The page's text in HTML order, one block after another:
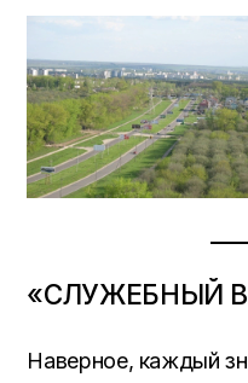
«СЛУЖЕБНЫЙ
Наверное, каждый